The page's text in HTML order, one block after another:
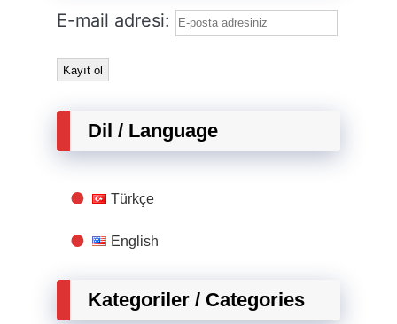
E-mail adresi:
Dil / Language
Türkçe
English
Kategoriler / Categories